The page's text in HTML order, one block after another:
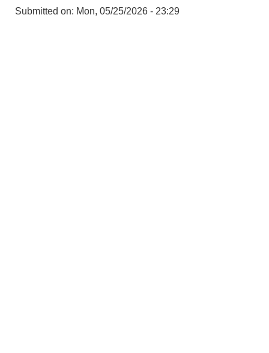
Submitted on: Mon, 05/25/2026 - 23:29